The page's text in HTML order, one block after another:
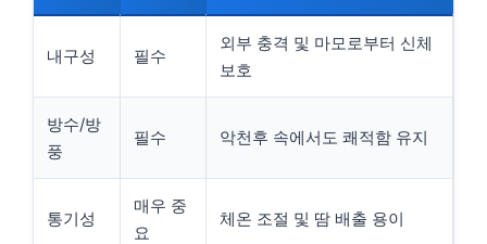
내구성 필수
외부 충격 및 마모로부터 신체
보호
방수/방
풍
필수 악천후 속에서도 쾌적함 유지
통기성
매우 중
요
체온 조절 및 땀 배출 용이